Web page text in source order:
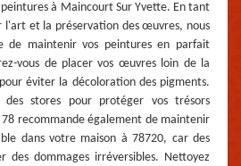
à Maincourt Sur Yvette. En tant
l'art et la préservation des œuvres, nous
de maintenir vos peintures en parfait
vous de placer vos œuvres loin de la
éviter la décoloration des pigments.
stores pour protéger vos trésors
recommande également de maintenir
dans votre maison à 78720, car des
des dommages irréversibles. Nettoyez